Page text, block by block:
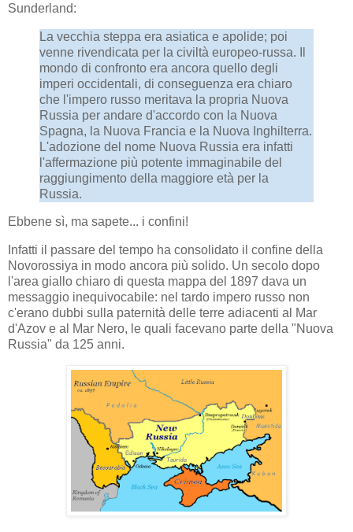
Sunderland:
La vecchia steppa era asiatica e apolide; poi
venne rivendicata per la civiltà europeo-russa. Il
mondo di confronto era ancora quello degli
imperi occidentali, di conseguenza era chiaro
che l'impero russo meritava la propria Nuova
Russia per andare d'accordo con la Nuova
Spagna, la Nuova Francia e la Nuova Inghilterra.
L'adozione del nome Nuova Russia era infatti
l'affermazione più potente immaginabile del
raggiungimento della maggiore età per la
Russia.
Ebbene sì, ma sapete... i confini!
Infatti il passare del tempo ha consolidato il confine della
Novorossiya in modo ancora più solido. Un secolo dopo
l'area giallo chiaro di questa mappa del 1897 dava un
messaggio inequivocabile: nel tardo impero russo non
c'erano dubbi sulla paternità delle terre adiacenti al Mar
d'Azov e al Mar Nero, le quali facevano parte della "Nuova
Russia" da 125 anni.